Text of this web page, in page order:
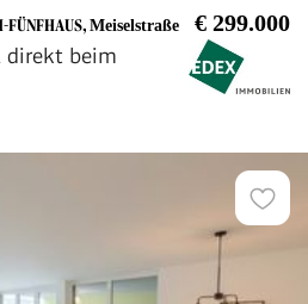
FÜNFHAUS, Meiselstraße € 299.000
direkt beim